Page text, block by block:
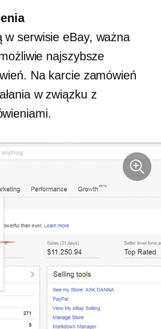
w serwisie eBay, ważna
najszybsze
Na karcie zamówień
w związku z